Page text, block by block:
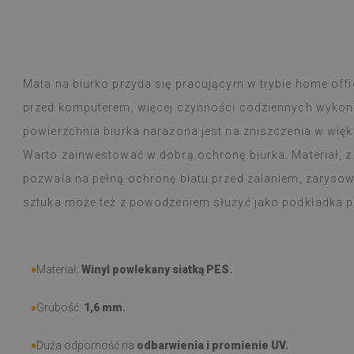
Mata na biurko przyda się pracującym w trybie home
przed komputerem, więcej czynności codziennych
powierzchnia biurka narażona jest na zniszczenia w
Warto zainwestować w dobrą ochronę biurka. Materiał,
pozwala na pełną ochronę blatu przed zalaniem,
sztuka może też z powodzeniem służyć jako podkładka
♦Materiał: Winyl powlekany siatką PES.
♦Grubość: 1,6 mm.
♦Duża odporność na odbarwienia i promienie UV.
informacją,
Montaż łatwy,
trudności a
Jestem bardzo
W użytkowaniu
natężeniu
nie
przeciera się